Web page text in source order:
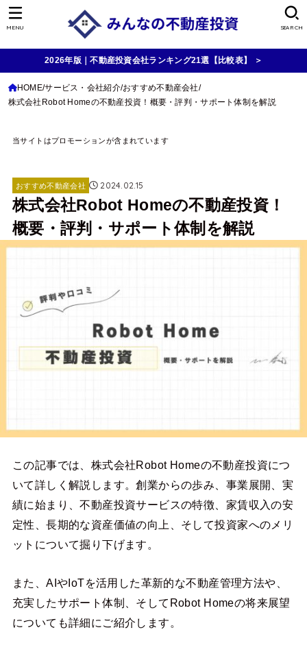
SEARCH
MENU
2026年版｜不動産投資会社ランキング21選【比較表】 ＞
HOME サービス・会社紹介 おすすめ不動産会社
株式会社Robot Homeの不動産投資！概要・評判・サポート体制を解説
当サイトはプロモーションが含まれています
おすすめ不動産会社 2024.02.15
株式会社Robot Homeの不動産投資！
概要・評判・サポート体制を解説
この記事では、株式会社Robot Homeの不動産投資につ
いて詳しく解説します。創業からの歩み、事業展開、実
績に始まり、不動産投資サービスの特徴、家賃収入の安
定性、長期的な資産価値の向上、そして投資家へのメリ
ットについて掘り下げます。
また、AIやIoTを活用した革新的な不動産管理方法や、
充実したサポート体制、そしてRobot Homeの将来展望
についても詳細にご紹介します。